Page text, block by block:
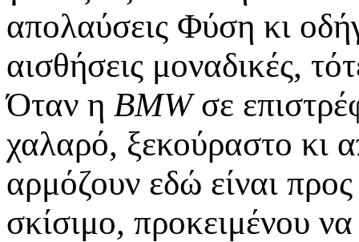
απολαύσεις Φύση κι
αισθήσεις μοναδικές,
Όταν η BMWσε
χαλαρό, ξεκούραστο κι
αρμόζουν εδώ είναι
σκίσιμο, προκειμένου